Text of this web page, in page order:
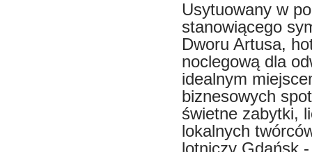
Usytuowany w
stanowiącego
Dworu Artusa,
noclegową dla
idealnym
biznesowych
świetne zabytki,
lokalnych